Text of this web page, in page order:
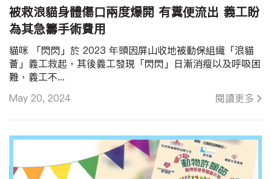
被救浪貓身體傷口兩度爆開 有糞便流出 義工盼
為其急籌手術費用
May 20, 2024 閱讀更多
貓咪 「閃閃」於 2023 年頭因屏山收地被動保組織「浪貓
薈」義工救起，其後義工發現「閃閃」日漸消瘦以及呼吸困
難，義工不...